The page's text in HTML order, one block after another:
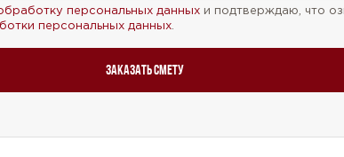
персональных данных и подтверждаю, что
персональных данных
Заказать смету